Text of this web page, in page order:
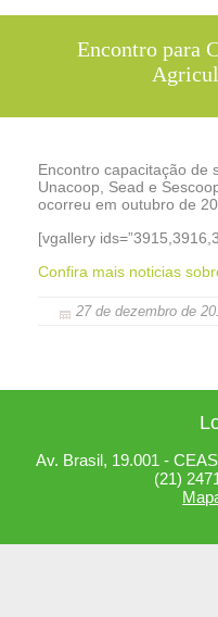
Encontro para
Encontro capacitação de
Unacoop, Sead e
ocorreu em outubro de
[vgallery
Confira mais noticias
27 de dezembro de
Av. Brasil, 19.001 -
(21)